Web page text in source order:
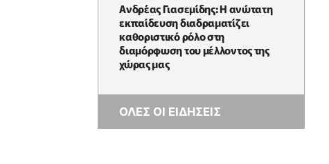
Ανδρέας Γιασεμίδης: Η ανώτατη
εκπαίδευση διαδραματίζει
καθοριστικό ρόλο στη
διαμόρφωση του μέλλοντος της
χώρας μας
ΟΛΕΣ ΟΙ ΕΙΔΗΣΕΙΣ